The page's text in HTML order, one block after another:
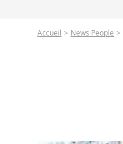
Accueil News People